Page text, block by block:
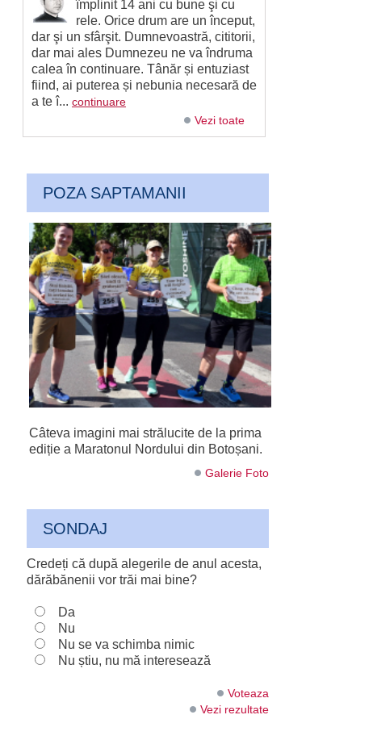
împlinit 14 ani cu bune şi cu
rele. Orice drum are un început,
dar şi un sfârşit. Dumnevoastră, cititorii,
dar mai ales Dumnezeu ne va îndruma
calea în continuare. Tânăr și entuziast
fiind, ai puterea și nebunia necesară de
a te î... continuare
Vezi toate
POZA SAPTAMANII
Câteva imagini mai strălucite de la prima
ediție a Maratonul Nordului din Botoșani.
Galerie Foto
SONDAJ
Credeți că după alegerile de anul acesta,
dărăbănenii vor trăi mai bine?
Da
Nu
Nu se va schimba nimic
Nu știu, nu mă interesează
Voteaza
Vezi rezultate